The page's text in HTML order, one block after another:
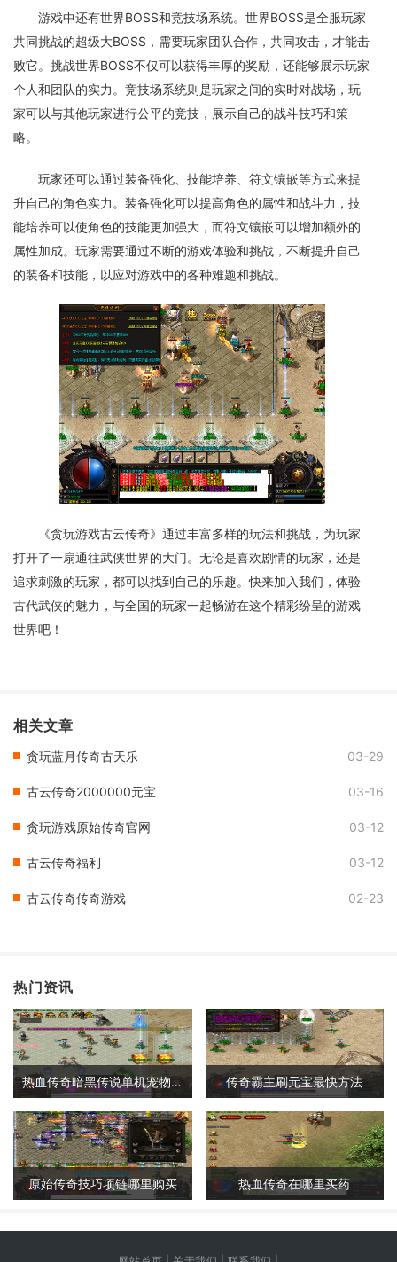
游戏中还有世界BOSS和竞技场系统。世界BOSS是全服玩家
共同挑战的超级大BOSS，需要玩家团队合作，共同攻击，才能击
败它。挑战世界BOSS不仅可以获得丰厚的奖励，还能够展示玩家
个人和团队的实力。竞技场系统则是玩家之间的实时对战场，玩
家可以与其他玩家进行公平的竞技，展示自己的战斗技巧和策
略。
玩家还可以通过装备强化、技能培养、符文镶嵌等方式来提
升自己的角色实力。装备强化可以提高角色的属性和战斗力，技
能培养可以使角色的技能更加强大，而符文镶嵌可以增加额外的
属性加成。玩家需要通过不断的游戏体验和挑战，不断提升自己
的装备和技能，以应对游戏中的各种难题和挑战。
《贪玩游戏古云传奇》通过丰富多样的玩法和挑战，为玩家
打开了一扇通往武侠世界的大门。无论是喜欢剧情的玩家，还是
追求刺激的玩家，都可以找到自己的乐趣。快来加入我们，体验
古代武侠的魅力，与全国的玩家一起畅游在这个精彩纷呈的游戏
世界吧！
相关文章
贪玩蓝月传奇古天乐 03-29
古云传奇2000000元宝 03-16
贪玩游戏原始传奇官网 03-12
古云传奇福利 03-12
古云传奇传奇游戏 02-23
热门资讯
热血传奇暗黑传说单机宠物攻略 传奇霸主刷元宝最快方法
原始传奇技巧项链哪里购买 热血传奇在哪里买药